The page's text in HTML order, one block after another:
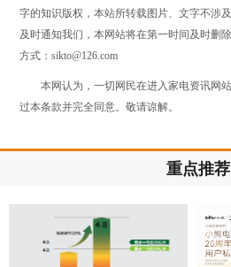
字的知识版权，本站所转载图片、文字不涉
及时通知我们，本网站将在第一时间及时删
方式：sikto@126.com
本网认为，一切网民在进入家电资讯网
过本条款并完全同意。敬请谅解。
重点推荐